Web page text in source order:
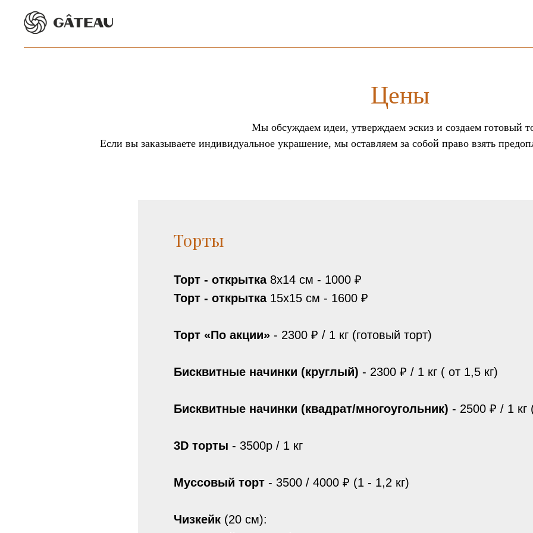
Цены
Мы обсуждаем идеи, утверждаем эскиз и создаем готовый
Если вы заказываете индивидуальное украшение, мы оставляем за собой право взять
Торты
Торт - открытка8х14 см - 1000 ₽
Торт - открытка15х15 см - 1600 ₽
Торт «По акции» - 2300 ₽ / 1 кг (готовый торт)
Бисквитные начинки (круглый) - 2300 ₽ / 1 кг ( от 1,5 кг)
Бисквитные начинки (квадрат/многоугольник) - 2500 ₽ / 1 кг
3D торты - 3500р / 1 кг
Муссовый торт - 3500 / 4000 ₽ (1 - 1,2 кг)
Чизкейк (20 см):